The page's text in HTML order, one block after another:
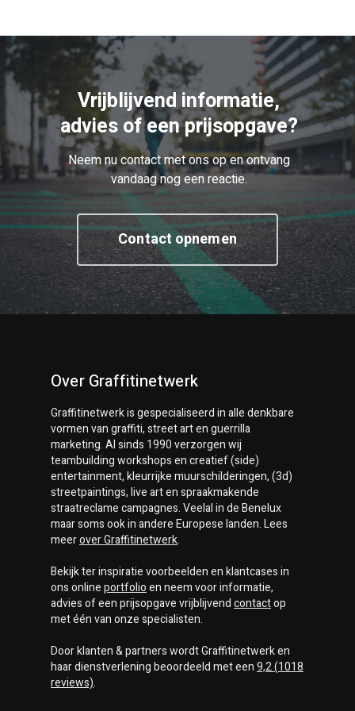
Vrijblijvend informatie,
advies of een prijsopgave?
Neem nu contact met ons op en ontvang
vandaag nog een reactie.
Contact opnemen
Over Graffitinetwerk
Graffitinetwerkis gespecialiseerd in alle denkbare
vormen van graffiti, street art en guerrilla
marketing. Al sinds 1990 verzorgen wij
teambuilding workshops en creatief (side)
entertainment, kleurrijke muurschilderingen, (3d)
streetpaintings, live art en spraakmakende
straatreclame campagnes. Veelal in de Benelux
maar soms ook in andere Europese landen. Lees
meeroverGraffitinetwerk.
Bekijk ter inspiratie voorbeelden en klantcases in
ons onlineportfolioen neem voor informatie,
advies of een prijsopgave vrijblijvendcontactop
met één van onze specialisten.
Door klanten & partners wordtGraffitinetwerken
haar dienstverlening beoordeeld met een9,2(1018
reviews).